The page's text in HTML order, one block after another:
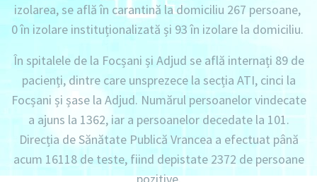
izolarea, se află în carantină la domiciliu 267 persoane,
0 în izolare instituționalizată și 93 în izolare la domiciliu.
În spitalele de la Focșani și Adjud se află internați 89 de
pacienți, dintre care unsprezece la secția ATI, cinci la
Focșani și șase la Adjud. Numărul persoanelor vindecate
a ajuns la 1362, iar a persoanelor decedate la 101.
Direcția de Sănătate Publică Vrancea a efectuat până
acum 16118 de teste, fiind depistate 2372 de persoane
pozitive.